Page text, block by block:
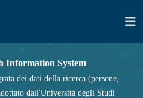
Information System
dei dati della ricerca (persone,
dall'Università degli Studi